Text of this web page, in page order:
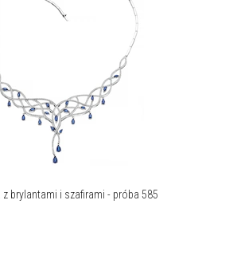
z brylantami i szafirami - próba 585